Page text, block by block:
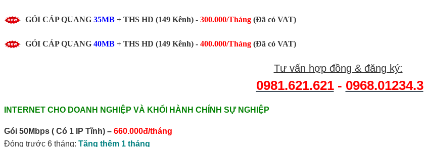
GÓI CÁP QUANG 35MB + THS HD (149 Kênh) - 300.000/Tháng (Đã có VAT)
GÓI CÁP QUANG 40MB + THS HD (149 Kênh) - 400.000/Tháng (Đã có VAT)
Tư vấn hợp đồng & đăng ký:
0981.621.621- 0968.01234.3
INTERNET CHO DOANH NGHIỆP VÀ KHỐI HÀNH CHÍNH SỰ NGHIỆP
Gói 50Mbps ( Có 1 IP Tĩnh) – 660.000đ/tháng
Đóng trước 6 tháng: Tặng thêm 1 tháng